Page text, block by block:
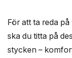
För att ta reda
ska du titta på
stycken –